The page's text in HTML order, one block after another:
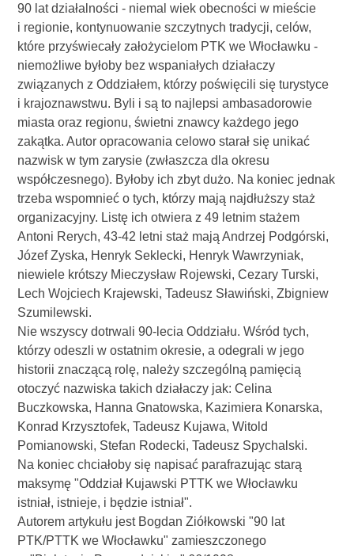
90 lat działalności - niemal wiek obecności w mieście
i regionie, kontynuowanie szczytnych tradycji, celów,
które przyświecały założycielom PTK we Włocławku -
niemożliwe byłoby bez wspaniałych działaczy
związanych z Oddziałem, którzy poświęcili się turystyce
i krajoznawstwu. Byli i są to najlepsi ambasadorowie
miasta oraz regionu, świetni znawcy każdego jego
zakątka. Autor opracowania celowo starał się unikać
nazwisk w tym zarysie (zwłaszcza dla okresu
współczesnego). Byłoby ich zbyt dużo. Na koniec jednak
trzeba wspomnieć o tych, którzy mają najdłuższy staż
organizacyjny. Listę ich otwiera z 49 letnim stażem
Antoni Rerych, 43-42 letni staż mają Andrzej Podgórski,
Józef Zyska, Henryk Seklecki, Henryk Wawrzyniak,
niewiele krótszy Mieczysław Rojewski, Cezary Turski,
Lech Wojciech Krajewski, Tadeusz Sławiński, Zbigniew
Szumilewski.
Nie wszyscy dotrwali 90-lecia Oddziału. Wśród tych,
którzy odeszli w ostatnim okresie, a odegrali w jego
historii znaczącą rolę, należy szczególną pamięcią
otoczyć nazwiska takich działaczy jak: Celina
Buczkowska, Hanna Gnatowska, Kazimiera Konarska,
Konrad Krzysztofek, Tadeusz Kujawa, Witold
Pomianowski, Stefan Rodecki, Tadeusz Spychalski.
Na koniec chciałoby się napisać parafrazując starą
maksymę "Oddział Kujawski PTTK we Włocławku
istniał, istnieje, i będzie istniał".
Autorem artykułu jest Bogdan Ziółkowski "90 lat
PTK/PTTK we Włocławku" zamieszczonego